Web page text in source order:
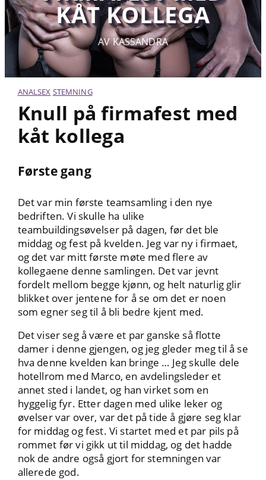
KÅT KOLLEGA
AV KASSANDRA
ANALSEX STEMNING
Knull på firmafest med
kåt kollega
Første gang
Det var min første teamsamling i den nye
bedriften. Vi skulle ha ulike
teambuildingsøvelser på dagen, før det ble
middag og fest på kvelden. Jeg var ny i firmaet,
og det var mitt første møte med flere av
kollegaene denne samlingen. Det var jevnt
fordelt mellom begge kjønn, og helt naturlig glir
blikket over jentene for å se om det er noen
som egner seg til å bli bedre kjent med.
Det viser seg å være et par ganske så flotte
damer i denne gjengen, og jeg gleder meg til å se
hva denne kvelden kan bringe … Jeg skulle dele
hotellrom med Marco, en avdelingsleder et
annet sted i landet, og han virket som en
hyggelig fyr. Etter dagen med ulike leker og
øvelser var over, var det på tide å gjøre seg klar
for middag og fest. Vi startet med et par pils på
rommet før vi gikk ut til middag, og det hadde
nok de andre også gjort for stemningen var
allerede god.